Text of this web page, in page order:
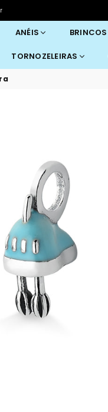
ANÉIS BRINCOS
TORNOZELEIRAS